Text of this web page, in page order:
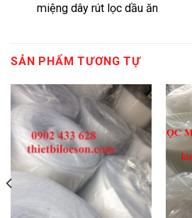
miệng dây rút lọc dầu ăn
SẢN PHẨM TƯƠNG TỰ